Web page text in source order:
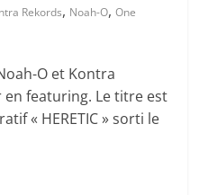
Rekords, Noah-O,One
O et Kontra
en featuring. Le titre est
« HERETIC » sorti le